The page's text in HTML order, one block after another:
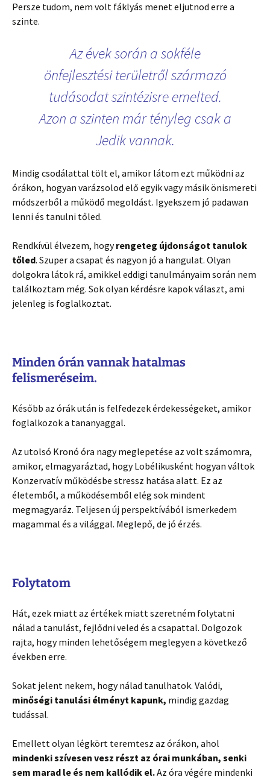
Persze tudom, nem volt fáklyás menet eljutnod erre a
szinte.
Az évek során a sokféle
önfejlesztési területről származó
tudásodat szintézisre emelted.
Azon a szinten már tényleg csak a
Jedik vannak.
Mindig csodálattal tölt el, amikor látom ezt működni az
órákon, hogyan varázsolod elő egyik vagy másik önismereti
módszerből a működő megoldást. Igyekszem jó padawan
lenni és tanulni tőled.
Rendkívül élvezem, hogyrengeteg újdonságot tanulok
tőled. Szuper a csapat és nagyon jó a hangulat. Olyan
dolgokra látok rá, amikkel eddigi tanulmányaim során nem
találkoztam még. Sok olyan kérdésre kapok választ, ami
jelenleg is foglalkoztat.
Minden órán vannak hatalmas
felismeréseim.
Később az órák után is felfedezek érdekességeket, amikor
foglalkozok a tananyaggal.
Az utolsó Kronó óra nagy meglepetése az volt számomra,
amikor, elmagyaráztad, hogy Lobélikusként hogyan váltok
Konzervatív működésbe stressz hatása alatt. Ez az
életemből, a működésemből elég sok mindent
megmagyaráz. Teljesen új perspektívából ismerkedem
magammal és a világgal. Meglepő, de jó érzés.
Folytatom
Hát, ezek miatt az értékek miatt szeretném folytatni
nálad a tanulást, fejlődni veled és a csapattal. Dolgozok
rajta, hogy minden lehetőségem meglegyen a következő
években erre.
Sokat jelent nekem, hogy nálad tanulhatok. Valódi,
minőségi tanulási élményt kapunk, mindig gazdag
tudással.
Emellett olyan légkört teremtesz az órákon, ahol
mindenki szívesen vesz részt az órai munkában, senki
sem marad le és nem kallódik el.Az óra végére mindenki